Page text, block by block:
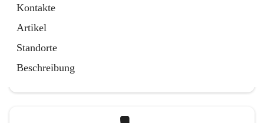
Kontakte
Artikel
Standorte
Beschreibung